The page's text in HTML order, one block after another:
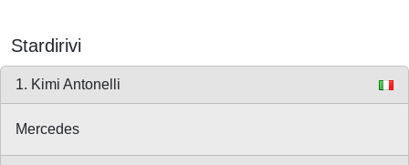
Stardirivi
1. Kimi Antonelli
Mercedes